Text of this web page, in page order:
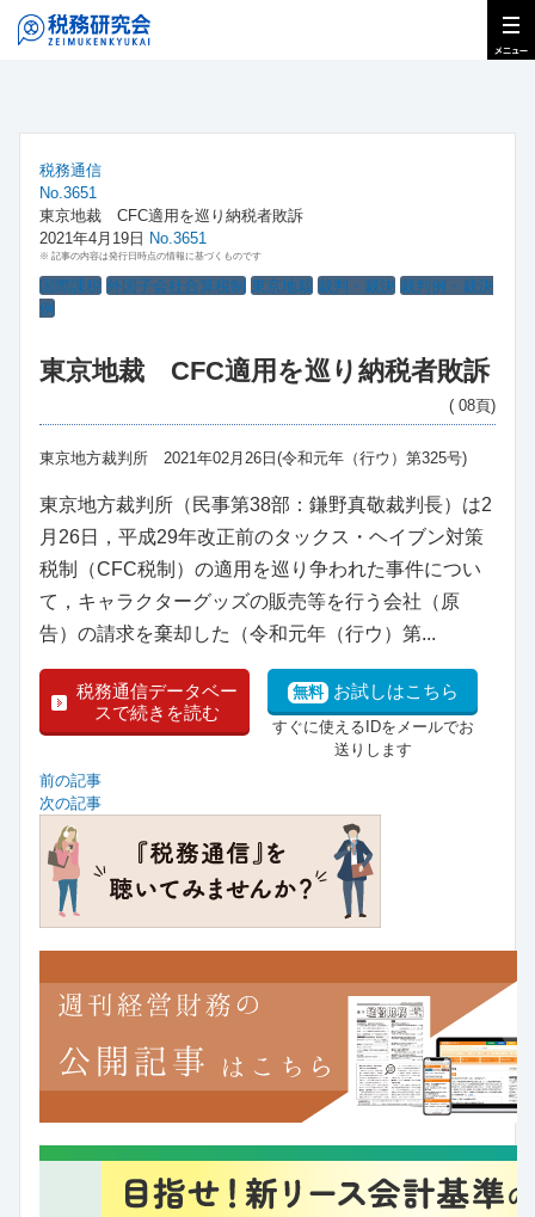
税務通信
No.3651
東京地裁 CFC適用を巡り納税者敗訴
2021年4月19日 No.3651
※ 記事の内容は発行日時点の情報に基づくものです
国際課税 外国子会社合算税制 東京地裁 裁判・裁決 裁判例・裁決
例
東京地裁 CFC適用を巡り納税者敗訴
( 08頁)
東京地方裁判所 2021年02月26日(令和元年（行ウ）第325号)
東京地方裁判所（民事第38部：鎌野真敬裁判長）は2
月26日，平成29年改正前のタックス・ヘイブン対策
税制（CFC税制）の適用を巡り争われた事件につい
て，キャラクターグッズの販売等を行う会社（原
告）の請求を棄却した（令和元年（行ウ）第...
税務通信データベー
スで続きを読む
無料 お試しはこちら
すぐに使えるIDをメールでお
送りします
前の記事
次の記事